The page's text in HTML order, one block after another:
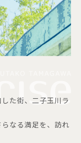
た街、二子玉川ラ
なる満足を、訪れ